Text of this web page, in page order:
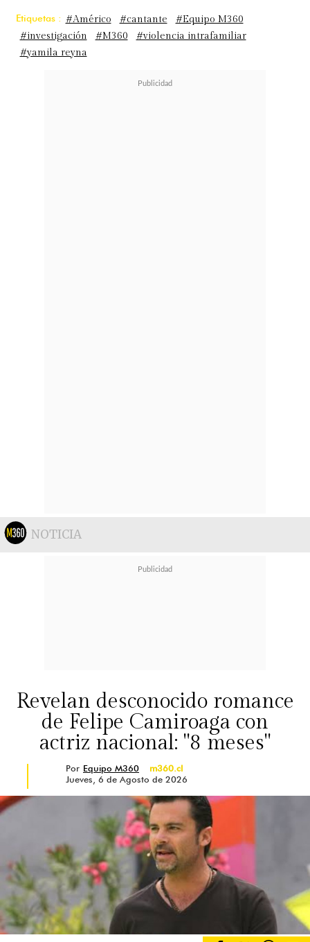
Etiquetas : #Américo #cantante
#Equipo M360
#investigación
#M360
#violencia intrafamiliar
#yamila reyna
NOTICIA
Revelan desconocido romance
de Felipe Camiroaga con
actriz nacional: "8 meses"
Por Equipo M360
m360.cl
Jueves, 6 de Agosto de 2026